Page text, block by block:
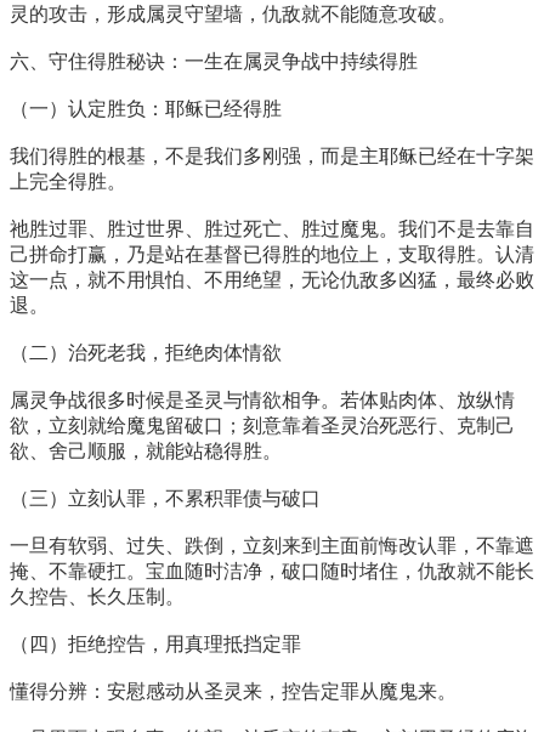
灵的攻击，形成属灵守望墙，仇敌就不能随意攻破。
六、守住得胜秘诀：一生在属灵争战中持续得胜
（一）认定胜负：耶稣已经得胜
我们得胜的根基，不是我们多刚强，而是主耶稣已经在十字架
上完全得胜。
祂胜过罪、胜过世界、胜过死亡、胜过魔鬼。我们不是去靠自
己拼命打赢，乃是站在基督已得胜的地位上，支取得胜。认清
这一点，就不用惧怕、不用绝望，无论仇敌多凶猛，最终必败
退。
（二）治死老我，拒绝肉体情欲
属灵争战很多时候是圣灵与情欲相争。若体贴肉体、放纵情
欲，立刻就给魔鬼留破口；刻意靠着圣灵治死恶行、克制己
欲、舍己顺服，就能站稳得胜。
（三）立刻认罪，不累积罪债与破口
一旦有软弱、过失、跌倒，立刻来到主面前悔改认罪，不靠遮
掩、不靠硬扛。宝血随时洁净，破口随时堵住，仇敌就不能长
久控告、长久压制。
（四）拒绝控告，用真理抵挡定罪
懂得分辨：安慰感动从圣灵来，控告定罪从魔鬼来。